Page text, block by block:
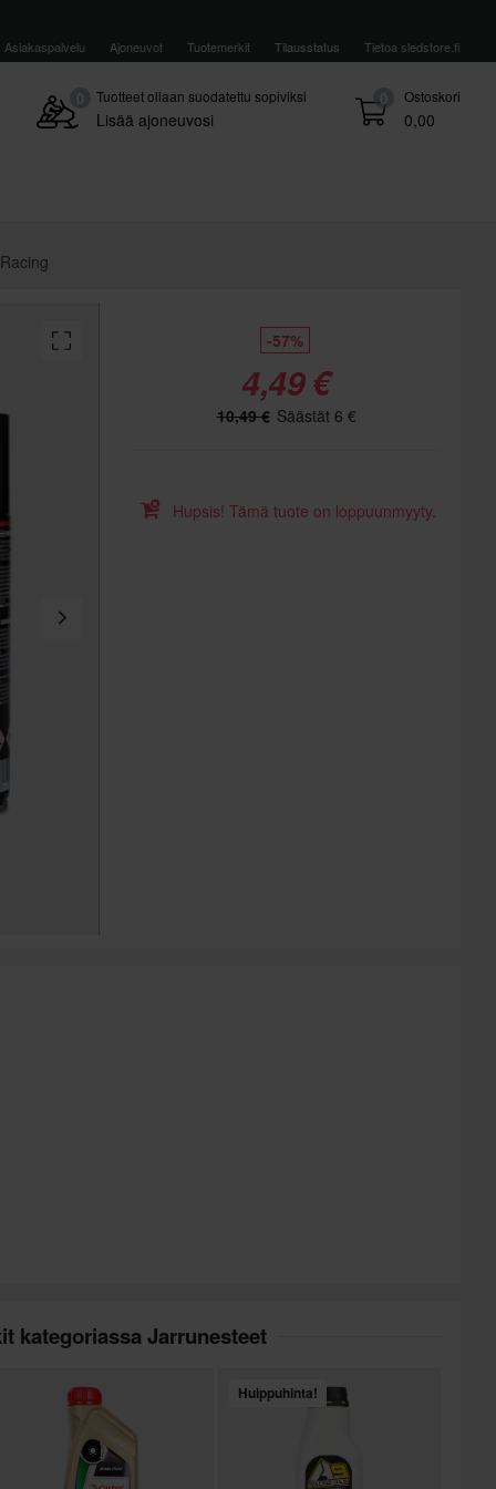
Asiakaspalvelu Ajoneuvot Tuotemerkit Tilausstatus Tietoa sledstore.fi
0 Ostoskori
0,00
Tuotteet ollaan suodatettu sopiviksi
Lisää ajoneuvosi
-57%
4,49 €
10,49 € Säästät 6 €
Hupsis! Tämä tuote on loppuunmyyty.
kategoriassa Jarrunesteet
Huippuhinta!